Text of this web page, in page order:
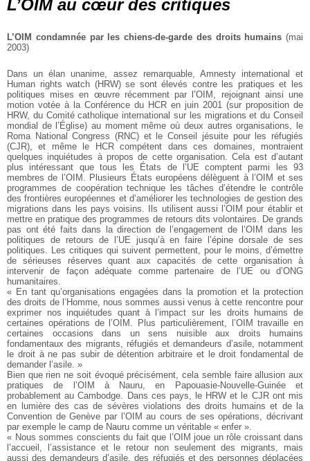
L’OIM au cœur des critiques
L’OIM condamnée par les chiens-de-garde des droits humains (mai
2003)
Dans un élan unanime, assez remarquable, Amnesty international et
Human rights watch (HRW) se sont élevés contre les pratiques et les
politiques mises en œuvre récemment par l’OIM, rejoignant ainsi une
motion votée à la Conférence du HCR en juin 2001 (sur proposition de
HRW, du Comité catholique international sur les migrations et du Conseil
mondial de l’Église) au moment même où deux autres organisations, le
Roma National Congress (RNC) et le Conseil jésuite pour les réfugiés
(CJR), et même le HCR compétent dans ces domaines, montraient
quelques inquiétudes à propos de cette organisation. Cela est d’autant
plus intéressant que tous les États de l’UE comptent parmi les 93
membres de l’OIM. Plusieurs États européens délèguent à l’OIM et ses
programmes de coopération technique les tâches d’étendre le contrôle
des frontières européennes et d’améliorer les technologies de gestion des
migrations dans les pays voisins. Ils utilisent aussi l’OIM pour établir et
mettre en pratique des programmes de retours dits volontaires. De grands
pas ont été faits dans la direction de l’engagement de l’OIM dans les
politiques de retours de l’UE jusqu’à en faire l’épine dorsale de ses
politiques. Les critiques qui suivent permettent, pour le moins, d’émettre
de sérieuses réserves quant aux capacités de cette organisation à
intervenir de façon adéquate comme partenaire de l’UE ou d’ONG
humanitaires.
« En tant qu’organisations engagées dans la promotion et la protection
des droits de l’Homme, nous sommes aussi venus à cette rencontre pour
exprimer nos inquiétudes quant à l’impact sur les droits humains de
certaines opérations de l’OIM. Plus particulièrement, l’OIM travaille en
certaines occasions dans un sens nuisible aux droits humains
fondamentaux des migrants, réfugiés et demandeurs d’asile, notamment
le droit à ne pas subir de détention arbitraire et le droit fondamental de
demander l’asile. »
Bien que rien ne soit évoqué précisément, cela semble faire allusion aux
pratiques de l’OIM à Nauru, en Papouasie-Nouvelle-Guinée et
probablement au Cambodge. Dans ces pays, le HRW et le CJR ont mis
en lumière des cas de sévères violations des droits humains et de la
Convention de Genève par l’OIM au cours de ses opérations, décrivant
par exemple le camp de Nauru comme un véritable « enfer ».
« Nous sommes conscients du fait que l’OIM joue un rôle croissant dans
l’accueil, l’assistance et le retour non seulement des migrants, mais
aussi des demandeurs d’asile, des réfugiés et des personnes déplacées